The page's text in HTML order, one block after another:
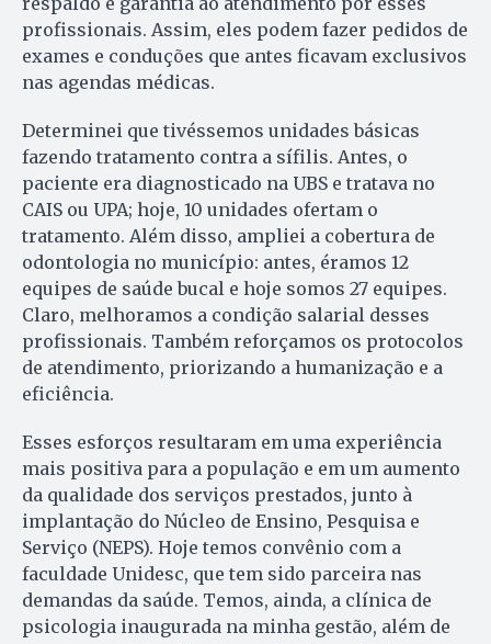
profissionais. Assim, eles podem fazer pedidos de
exames e conduções que antes ficavam exclusivos
nas agendas médicas.
Determinei que tivéssemos unidades básicas
fazendo tratamento contra a sífilis. Antes, o
paciente era diagnosticado na UBS e tratava no
CAIS ou UPA; hoje, 10 unidades ofertam o
tratamento. Além disso, ampliei a cobertura de
odontologia no município: antes, éramos 12
equipes de saúde bucal e hoje somos 27 equipes.
Claro, melhoramos a condição salarial desses
profissionais. Também reforçamos os protocolos
de atendimento, priorizando a humanização e a
eficiência.
Esses esforços resultaram em uma experiência
mais positiva para a população e em um aumento
da qualidade dos serviços prestados, junto à
implantação do Núcleo de Ensino, Pesquisa e
Serviço (NEPS). Hoje temos convênio com a
faculdade Unidesc, que tem sido parceira nas
demandas da saúde. Temos, ainda, a clínica de
psicologia inaugurada na minha gestão, além de